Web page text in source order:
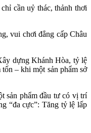
cần uỷ thác, thảnh thơi
vui chơi đẳng cấp Châu
dựng Khánh Hòa, tỷ lệ
– khi một sản phẩm sở
sản phẩm đầu tư có vị trí
“đa cực”: Tăng tỷ lệ lấp